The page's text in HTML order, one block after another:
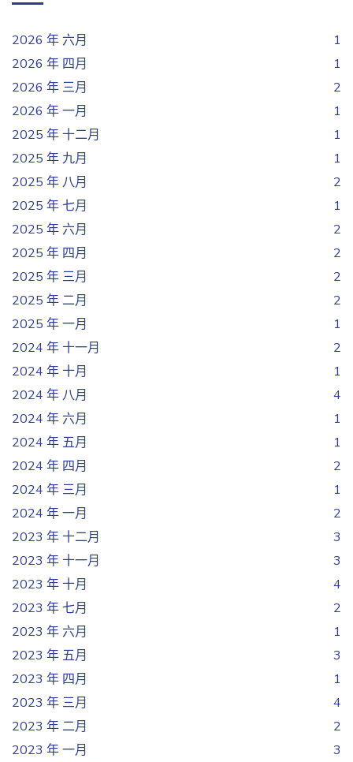
2026 年 六月
1
2026 年 四月
1
2026 年 三月
2
2026 年 一月
1
2025 年 十二月
1
2025 年 九月
1
2025 年 八月
2
2025 年 七月
1
2025 年 六月
2
2025 年 四月
2
2025 年 三月
2
2025 年 二月
2
2025 年 一月
1
2024 年 十一月
2
2024 年 十月
1
2024 年 八月
4
2024 年 六月
1
2024 年 五月
1
2024 年 四月
2
2024 年 三月
1
2024 年 一月
2
2023 年 十二月
3
2023 年 十一月
3
2023 年 十月
4
2023 年 七月
2
2023 年 六月
1
2023 年 五月
3
2023 年 四月
1
2023 年 三月
4
2023 年 二月
2
2023 年 一月
3